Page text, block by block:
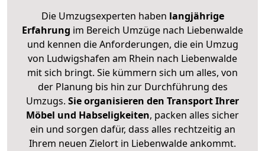
Die Umzugsexperten haben langjährige
Erfahrung im Bereich Umzüge nach Liebenwalde
und kennen die Anforderungen, die ein Umzug
von Ludwigshafen am Rhein nach Liebenwalde
mit sich bringt. Sie kümmern sich um alles, von
der Planung bis hin zur Durchführung des
Umzugs. Sie organisieren den Transport Ihrer
Möbel und Habseligkeiten, packen alles sicher
ein und sorgen dafür, dass alles rechtzeitig an
Ihrem neuen Zielort in Liebenwalde ankommt.